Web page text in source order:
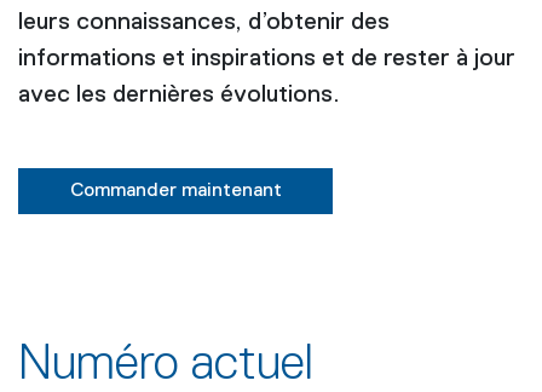
leurs connaissances, d’obtenir des
informations et inspirations et de rester à jour
avec les dernières évolutions.
Commander maintenant
Numéro actuel